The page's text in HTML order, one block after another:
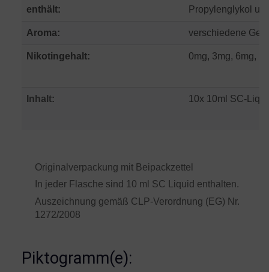
enthält: Propylenglykol
Aroma: verschiedene
Nikotingehalt: 0mg, 3mg, 6mg,
Inhalt: 10x 10ml SC-
Originalverpackung mit Beipackzettel
In jeder Flasche sind 10 ml SC Liquid enthalten.
Auszeichnung gemäß CLP-Verordnung (EG) Nr.
1272/2008
Piktogramm(e):